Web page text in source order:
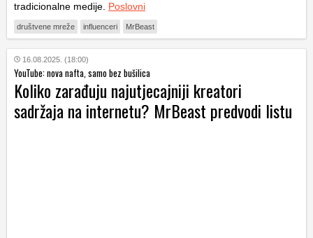
tradicionalne medije. Poslovni
društvene mreže influenceri MrBeast
16.08.2025. (18:00)
YouTube: nova nafta, samo bez bušilica
Koliko zarađuju najutjecajniji kreatori
sadržaja na internetu? MrBeast predvodi listu